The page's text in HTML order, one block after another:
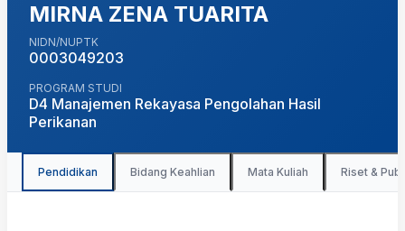
MIRNA ZENA TUARITA
NIDN/NUPTK
0003049203
PROGRAM STUDI
D4 Manajemen Rekayasa Pengolahan Hasil
Perikanan
Pendidikan Bidang Keahlian Mata Kuliah Riset &